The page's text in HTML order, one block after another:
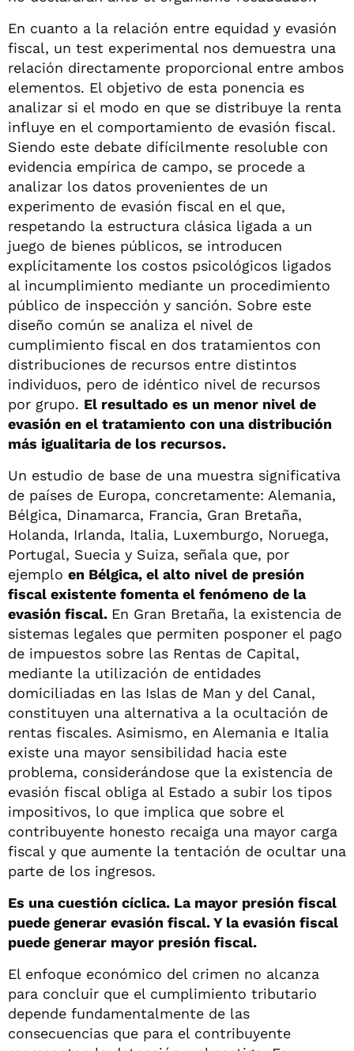
En cuanto a la relación entre equidad y evasión
fiscal, un test experimental nos demuestra una
relación directamente proporcional entre ambos
elementos. El objetivo de esta ponencia es
analizar si el modo en que se distribuye la renta
influye en el comportamiento de evasión fiscal.
Siendo este debate difícilmente resoluble con
evidencia empírica de campo, se procede a
analizar los datos provenientes de un
experimento de evasión fiscal en el que,
respetando la estructura clásica ligada a un
juego de bienes públicos, se introducen
explícitamente los costos psicológicos ligados
al incumplimiento mediante un procedimiento
público de inspección y sanción. Sobre este
diseño común se analiza el nivel de
cumplimiento fiscal en dos tratamientos con
distribuciones de recursos entre distintos
individuos, pero de idéntico nivel de recursos
por grupo. El resultado es un menor nivel de
evasión en el tratamiento con una distribución
más igualitaria de los recursos.
Un estudio de base de una muestra significativa
de países de Europa, concretamente: Alemania,
Bélgica, Dinamarca, Francia, Gran Bretaña,
Holanda, Irlanda, Italia, Luxemburgo, Noruega,
Portugal, Suecia y Suiza, señala que, por
ejemplo en Bélgica, el alto nivel de presión
fiscal existente fomenta el fenómeno de la
evasión fiscal. En Gran Bretaña, la existencia de
sistemas legales que permiten posponer el pago
de impuestos sobre las Rentas de Capital,
mediante la utilización de entidades
domiciliadas en las Islas de Man y del Canal,
constituyen una alternativa a la ocultación de
rentas fiscales. Asimismo, en Alemania e Italia
existe una mayor sensibilidad hacia este
problema, considerándose que la existencia de
evasión fiscal obliga al Estado a subir los tipos
impositivos, lo que implica que sobre el
contribuyente honesto recaiga una mayor carga
fiscal y que aumente la tentación de ocultar una
parte de los ingresos.
Es una cuestión cíclica. La mayor presión fiscal
puede generar evasión fiscal. Y la evasión fiscal
puede generar mayor presión fiscal.
El enfoque económico del crimen no alcanza
para concluir que el cumplimiento tributario
depende fundamentalmente de las
consecuencias que para el contribuyente